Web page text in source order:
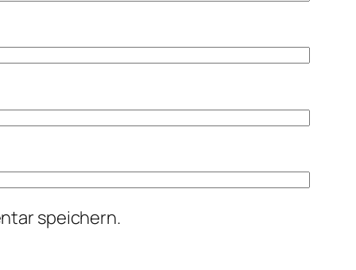
speichern.